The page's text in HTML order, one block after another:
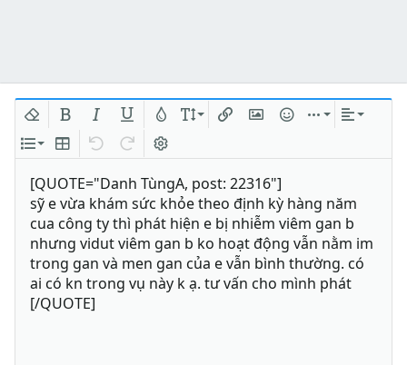
Xóa định dạng
In đậmIn nghiêng
Gạch chân
Màu chữ
Danh sách
Insert table
Quay lại
Làm lạiBật/tắt BB code
[QUOTE="Danh TùngA, post: 22316"]
sỹ e vừa khám sức khỏe theo định kỳ hàng năm
cua công ty thì phát hiện e bị nhiễm viêm gan b
nhưng vidut viêm gan b ko hoạt động vẫn nằm im
trong gan và men gan của e vẫn bình thường. có
ai có kn trong vụ này k ạ. tư vấn cho mình phát
[/QUOTE]